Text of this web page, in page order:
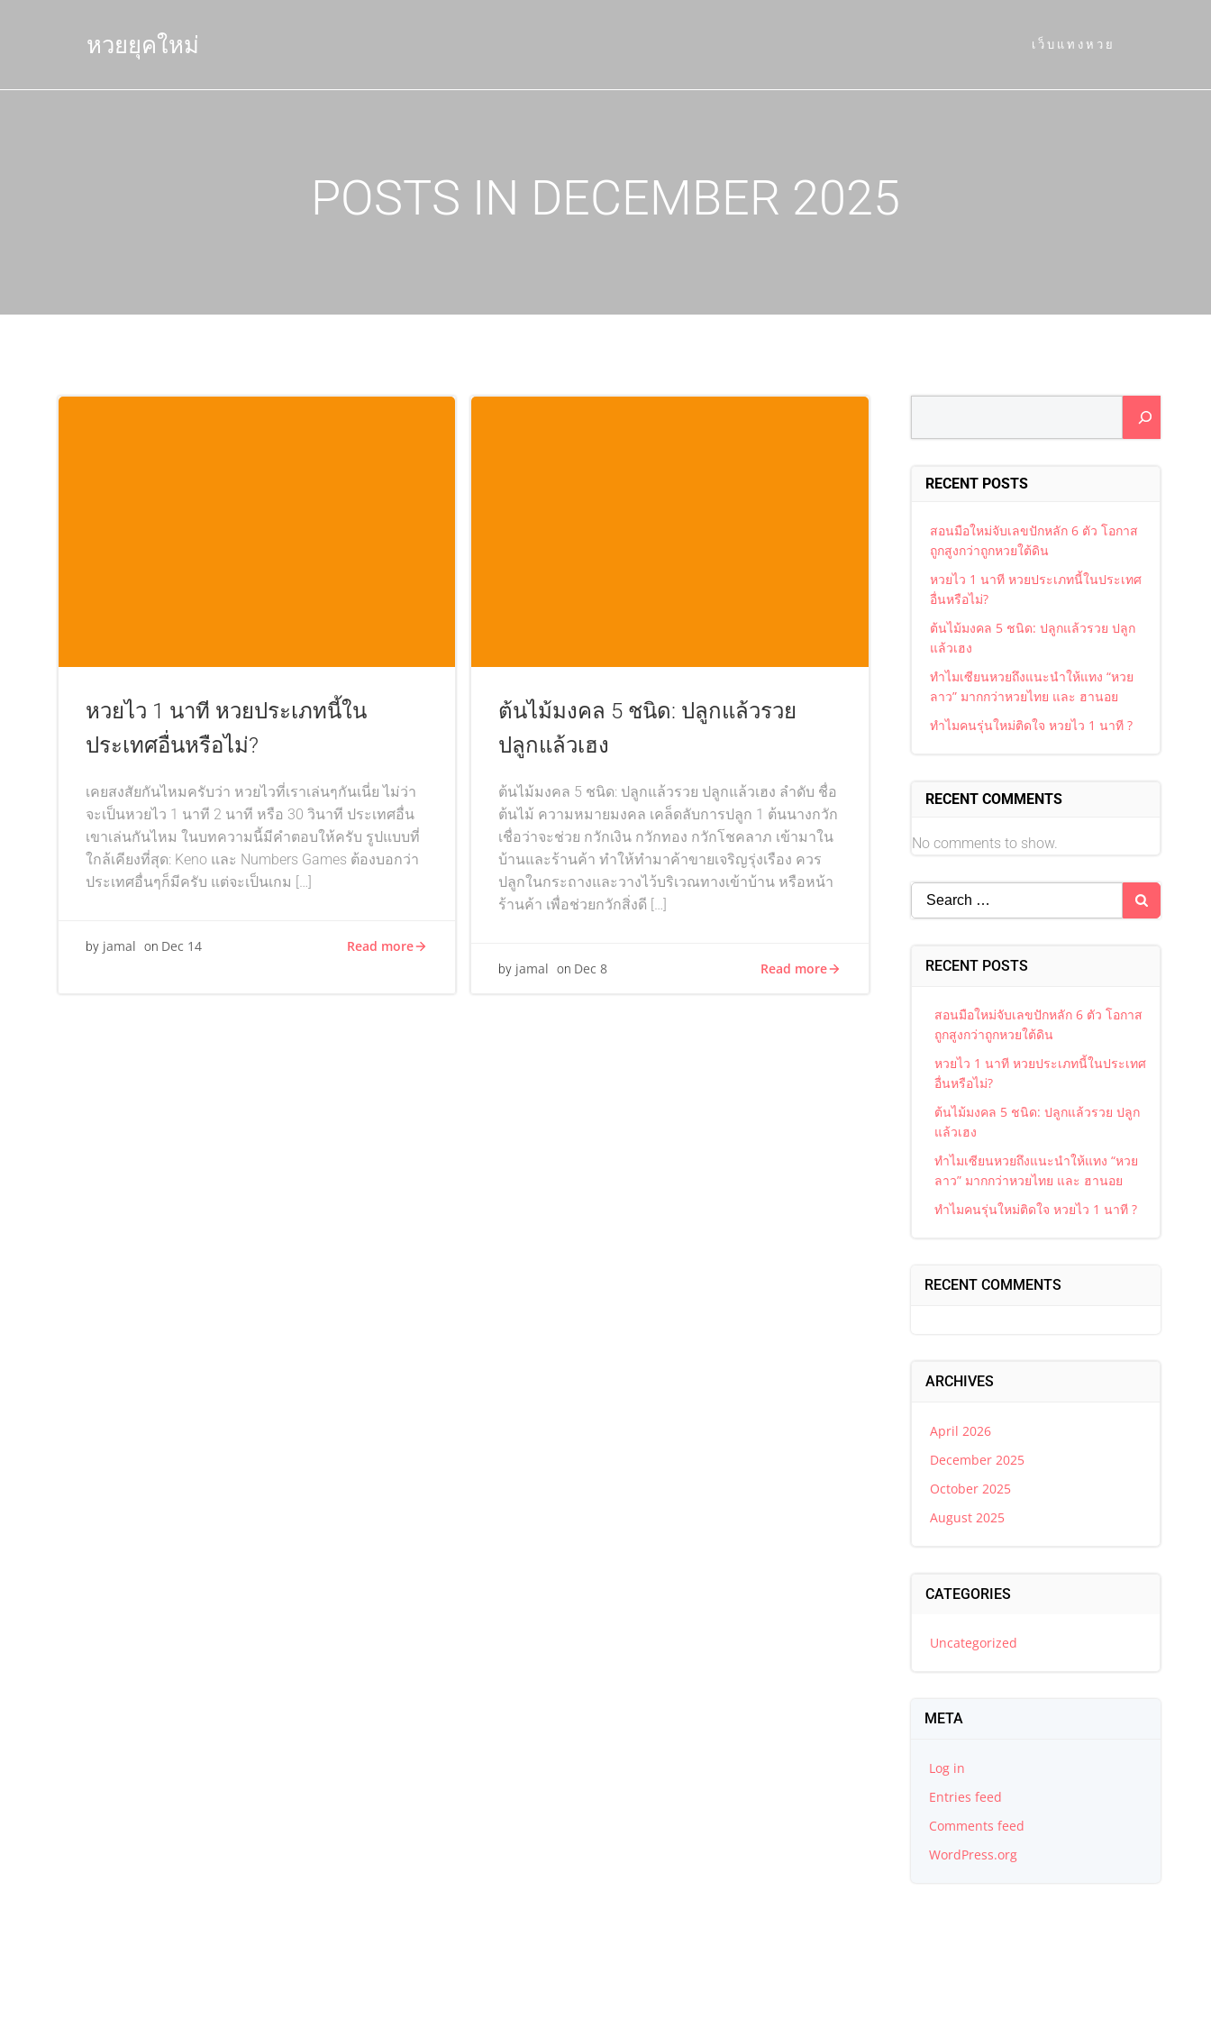
หวยยุคใหม่ เว็บแทงหวย
POSTS IN DECEMBER 2025
หวยไว 1 นาที หวยประเภทนี้ใน
ประเทศอื่นหรือไม่?
เคยสงสัยกันไหมครับว่า หวยไวที่เราเล่นๆกันเนี่ย ไม่ว่า
จะเป็นหวยไว 1 นาที 2 นาที หรือ 30 วินาที ประเทศอื่น
เขาเล่นกันไหม ในบทความนี้มีคำตอบให้ครับ รูปแบบที่
ใกล้เคียงที่สุด: Keno และ Numbers Games ต้องบอกว่า
ประเทศอื่นๆก็มีครับ แต่จะเป็นเกม […]
by jamal on Dec 14 Read more
ต้นไม้มงคล 5 ชนิด: ปลูกแล้วรวย
ปลูกแล้วเฮง
ต้นไม้มงคล 5 ชนิด: ปลูกแล้วรวย ปลูกแล้วเฮง ลำดับ ชื่อ
ต้นไม้ ความหมายมงคล เคล็ดลับการปลูก 1 ต้นนางกวัก
เชื่อว่าจะช่วย กวักเงิน กวักทอง กวักโชคลาภ เข้ามาใน
บ้านและร้านค้า ทำให้ทำมาค้าขายเจริญรุ่งเรือง ควร
ปลูกในกระถางและวางไว้บริเวณทางเข้าบ้าน หรือหน้า
ร้านค้า เพื่อช่วยกวักสิ่งดี […]
by jamal on Dec 8 Read more
RECENT POSTS
สอนมือใหม่จับเลขปักหลัก 6 ตัว โอกาส
ถูกสูงกว่าถูกหวยใต้ดิน
หวยไว 1 นาที หวยประเภทนี้ในประเทศ
อื่นหรือไม่?
ต้นไม้มงคล 5 ชนิด: ปลูกแล้วรวย ปลูก
แล้วเฮง
ทำไมเซียนหวยถึงแนะนำให้แทง “หวย
ลาว” มากกว่าหวยไทย และ ฮานอย
ทำไมคนรุ่นใหม่ติดใจ หวยไว 1 นาที ?
RECENT COMMENTS
No comments to show.
Search
for:
RECENT POSTS
สอนมือใหม่จับเลขปักหลัก 6 ตัว โอกาส
ถูกสูงกว่าถูกหวยใต้ดิน
หวยไว 1 นาที หวยประเภทนี้ในประเทศ
อื่นหรือไม่?
ต้นไม้มงคล 5 ชนิด: ปลูกแล้วรวย ปลูก
แล้วเฮง
ทำไมเซียนหวยถึงแนะนำให้แทง “หวย
ลาว” มากกว่าหวยไทย และ ฮานอย
ทำไมคนรุ่นใหม่ติดใจ หวยไว 1 นาที ?
RECENT COMMENTS
ARCHIVES
April 2026
December 2025
October 2025
August 2025
CATEGORIES
Uncategorized
META
Log in
Entries feed
Comments feed
WordPress.org